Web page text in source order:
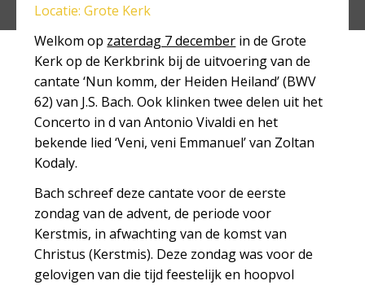
Locatie: Grote Kerk
Welkom op zaterdag 7 december in de Grote
Kerk op de Kerkbrink bij de uitvoering van de
cantate ‘Nun komm, der Heiden Heiland’ (BWV
62) van J.S. Bach. Ook klinken twee delen uit het
Concerto in d van Antonio Vivaldi en het
bekende lied ‘Veni, veni Emmanuel’ van Zoltan
Kodaly.
Bach schreef deze cantate voor de eerste
zondag van de advent, de periode voor
Kerstmis, in afwachting van de komst van
Christus (Kerstmis). Deze zondag was voor de
gelovigen van die tijd feestelijk en hoopvol